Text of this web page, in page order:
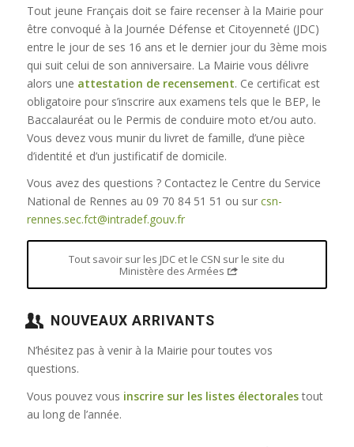
Tout jeune Français doit se faire recenser à la Mairie pour
être convoqué à la Journée Défense et Citoyenneté (JDC)
entre le jour de ses 16 ans et le dernier jour du 3ème mois
qui suit celui de son anniversaire. La Mairie vous délivre
alors une attestation de recensement. Ce certificat est
obligatoire pour s’inscrire aux examens tels que le BEP, le
Baccalauréat ou le Permis de conduire moto et/ou auto.
Vous devez vous munir du livret de famille, d’une pièce
d’identité et d’un justificatif de domicile.
Vous avez des questions ? Contactez le Centre du Service
National de Rennes au 09 70 84 51 51 ou sur csn-
rennes.sec.fct@intradef.gouv.fr
Tout savoir sur les JDC et le CSN sur le site du
Ministère des Armées
NOUVEAUX ARRIVANTS
N’hésitez pas à venir à la Mairie pour toutes vos
questions.
Vous pouvez vous inscrire sur les listes électoralestout
au long de l’année.